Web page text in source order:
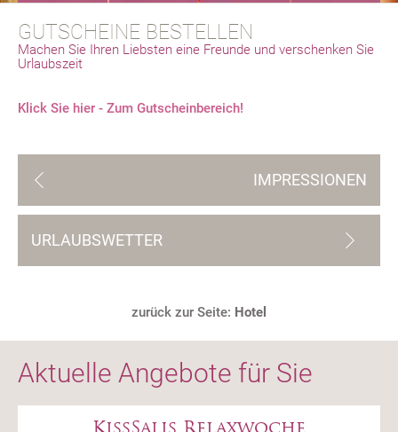
GUTSCHEINE BESTELLEN
Machen Sie Ihren Liebsten eine Freunde und verschenken Sie
Urlaubszeit
Klick Sie hier - Zum Gutscheinbereich!
IMPRESSIONEN
URLAUBSWETTER
zurück zur Seite: Hotel
Aktuelle Angebote für Sie